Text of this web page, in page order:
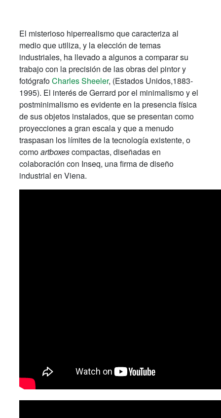
El misterioso hiperrealismo que caracteriza al
medio que utiliza, y la elección de temas
industriales, ha llevado a algunos a comparar su
trabajo con la precisión de las obras del pintor y
fotógrafoCharles Sheeler, (Estados Unidos,1883-
1995). El interés de Gerrard por el minimalismo y el
postminimalismo es evidente en la presencia física
de sus objetos instalados, que se presentan como
proyecciones a gran escala y que a menudo
traspasan los límites de la tecnología existente, o
comoartboxescompactas, diseñadas en
colaboración con Inseq, una firma de diseño
industrial en Viena.